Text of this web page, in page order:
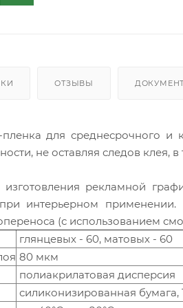
ОТЗЫВЫ
для среднесрочного
не оставляя следов клея,
изготовления рекламной
интерьерном
(с использованием
глянцевых - 60, матовых - 60
80 мкм
полиакрилатовая дисперсия
силиконизированная бумага,